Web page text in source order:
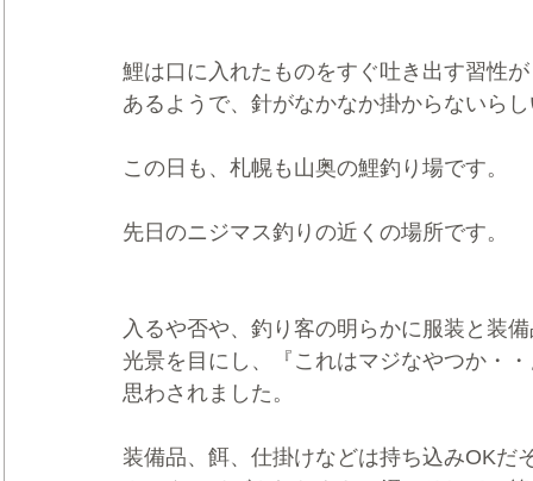
鯉は口に入れたものをすぐ吐き出す習性が
あるようで、針がなかなか掛からないら
この日も、札幌も山奥の鯉釣り場です。
先日のニジマス釣りの近くの場所です。
入るや否や、釣り客の明らかに服装と装
光景を目にし、『これはマジなやつか・
思わされました。
装備品、餌、仕掛けなどは持ち込みOKだ